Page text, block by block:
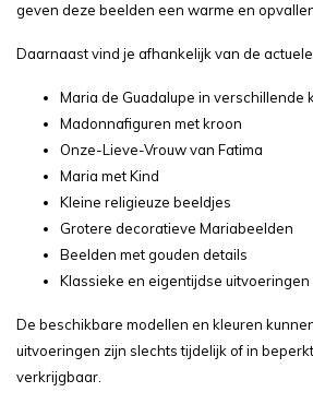
geven deze beelden een warme en
Daarnaast vind je afhankelijk van de
Maria de Guadalupe in verschillende
Madonnafiguren met kroon
Onze-Lieve-Vrouw van Fatima
Maria met Kind
Kleine religieuze beeldjes
Grotere decoratieve Mariabeelden
Beelden met gouden details
Klassieke en eigentijdse uitvoeringen
De beschikbare modellen en kleuren
uitvoeringen zijn slechts tijdelijk of in
verkrijgbaar.